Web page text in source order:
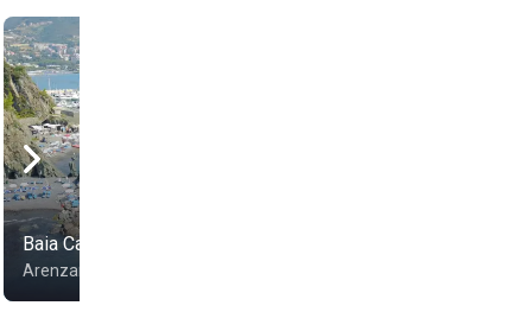
Baia Calipso
Arenzano